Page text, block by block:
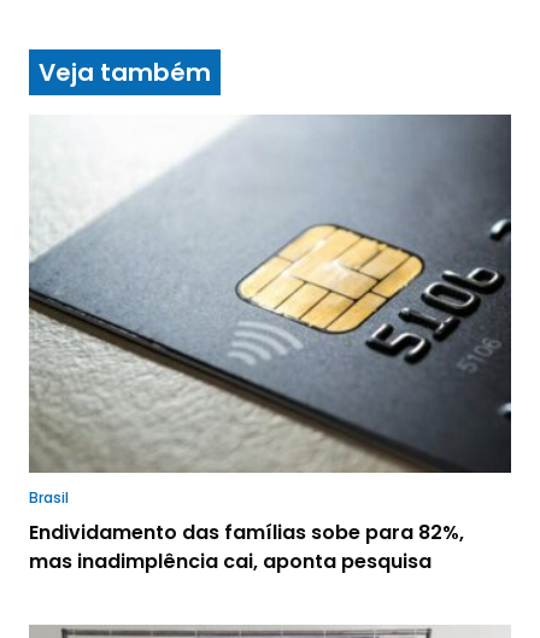
Veja também
Brasil
Endividamento das famílias sobe para 82%,
mas inadimplência cai, aponta pesquisa